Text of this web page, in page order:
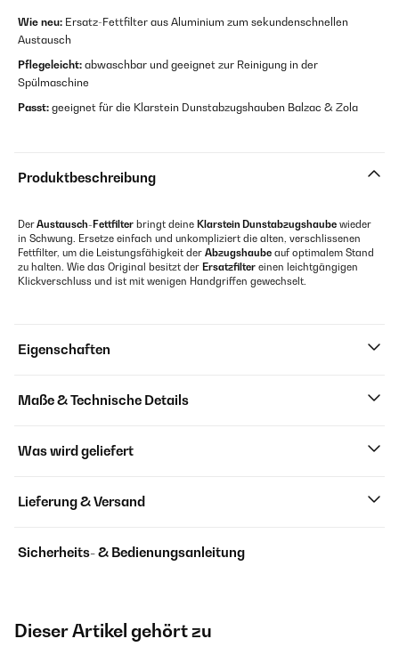
Wie neu: Ersatz-Fettfilter aus Aluminium zum sekundenschnellen
Austausch
Pflegeleicht: abwaschbar und geeignet zur Reinigung in der
Spülmaschine
Passt: geeignet für die Klarstein Dunstabzugshauben Balzac & Zola
Produktbeschreibung
DerAustausch-Fettfilter bringt deine Klarstein Dunstabzugshaube wieder
in Schwung. Ersetze einfach und unkompliziert die alten, verschlissenen
Fettfilter, um die Leistungsfähigkeit der Abzugshaube auf optimalem Stand
zu halten. Wie das Original besitzt der Ersatzfilter einen leichtgängigen
Klickverschluss und ist mit wenigen Handgriffen gewechselt.
Eigenschaften
Maße & Technische Details
Was wird geliefert
Lieferung & Versand
Sicherheits- & Bedienungsanleitung
Dieser Artikel gehört zu